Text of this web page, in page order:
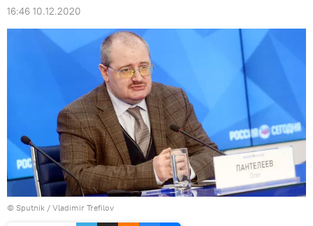
16:46 10.12.2020
© Sputnik / Vladimir Trefilov